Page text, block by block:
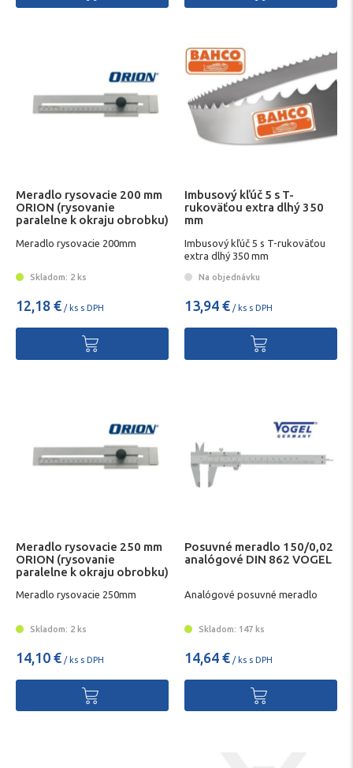
Meradlo rysovacie 200 mm
ORION (rysovanie
paralelne k okraju obrobku)
Meradlo rysovacie 200mm
Skladom: 2 ks
12,18 € / ks s DPH
Imbusový kľúč 5 s T-
rukoväťou extra dlhý 350
mm
Imbusový kľúč 5 s T-rukoväťou
extra dlhý 350 mm
Na objednávku
13,94 € / ks s DPH
Meradlo rysovacie 250 mm
ORION (rysovanie
paralelne k okraju obrobku)
Meradlo rysovacie 250mm
Skladom: 2 ks
14,10 € / ks s DPH
Posuvné meradlo 150/0,02
analógové DIN 862 VOGEL
Analógové posuvné meradlo
Skladom: 147 ks
14,64 € / ks s DPH